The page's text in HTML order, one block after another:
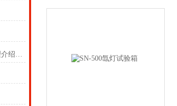
熔体流动速率测定仪产品原理介绍以及操作说明